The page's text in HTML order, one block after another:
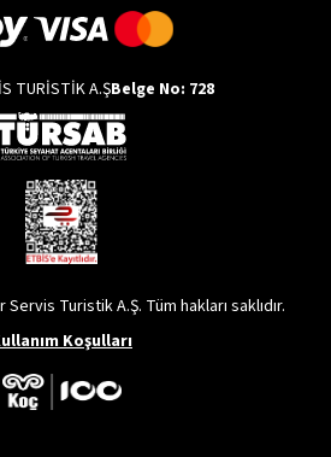
TURİSTİK A.ŞBelge No: 728
Turistik A.Ş. Tüm hakları saklıdır.
Koşulları